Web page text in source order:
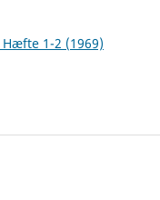
1-2 (1969)